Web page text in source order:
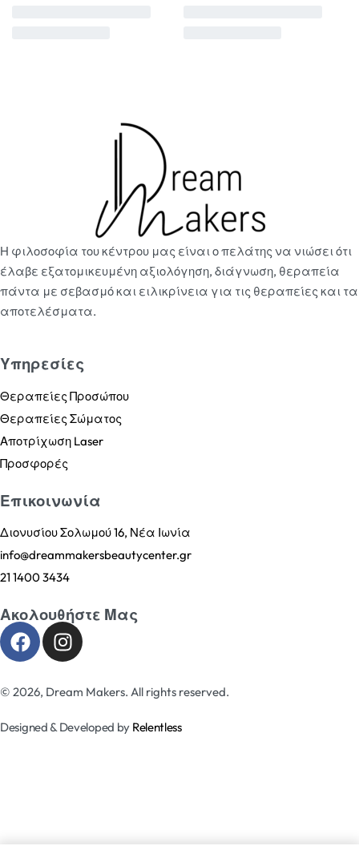
Η φιλοσοφία του κέντρου μας είναι ο πελάτης να νιώσει ότι
έλαβε εξατομικευμένη αξιολόγηση, διάγνωση, θεραπεία
πάντα με σεβασμό και ειλικρίνεια για τις θεραπείες και τα
αποτελέσματα.
Υπηρεσίες
Θεραπείες Προσώπου
Θεραπείες Σώματος
Αποτρίχωση Laser
Προσφορές
Επικοινωνία
Διονυσίου Σολωμού 16, Νέα Ιωνία
info@dreammakersbeautycenter.gr
21 1400 3434
Ακολουθήστε Μας
© 2026, Dream Makers. All rights reserved.
Designed & Developed by Relentless